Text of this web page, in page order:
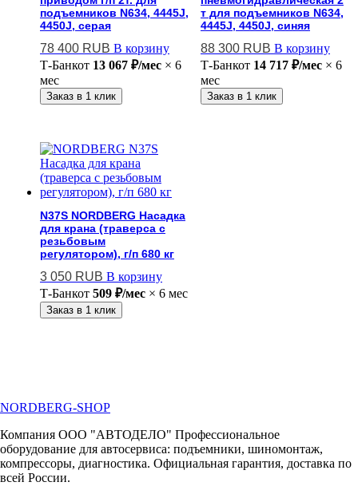
подъемников N634, 4445J,
4450J, серая
78 400 RUB В корзину
Т-Банкот 13 067 ₽/мес × 6
мес
Заказ в 1 клик
т для подъемников N634,
4445J, 4450J, синяя
88 300 RUB В корзину
Т-Банкот 14 717 ₽/мес× 6
мес
Заказ в 1 клик
N37S NORDBERG Насадка
для крана (траверса с
резьбовым
регулятором), г/п 680 кг
3 050 RUB В корзину
Т-Банкот 509 ₽/мес × 6 мес
Заказ в 1 клик
NORDBERG-SHOP
Компания ООО "АВТОДЕЛО" Профессиональное
оборудование для автосервиса: подъемники, шиномонтаж,
компрессоры, диагностика. Официальная гарантия, доставка по
всей России.